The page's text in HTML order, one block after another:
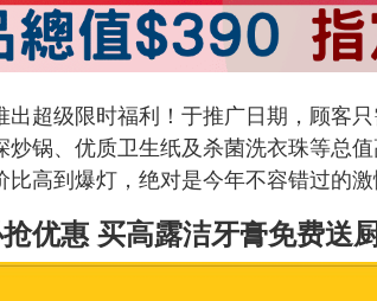
出超级限时福利！于推广日期，顾客
炒锅、优质卫生纸及杀菌洗衣珠等总
比高到爆灯，绝对是今年不容错过的激
优惠 买高露洁牙膏免费送